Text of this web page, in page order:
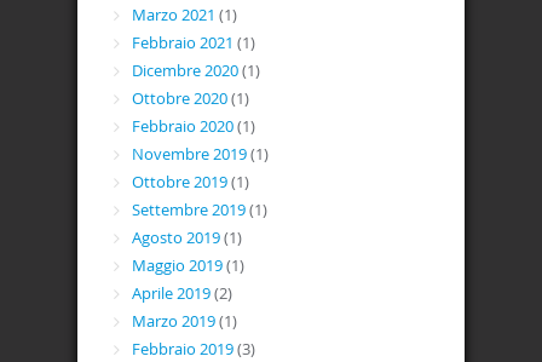
Marzo 2021 (1)
Febbraio 2021 (1)
Dicembre 2020(1)
Ottobre 2020(1)
Febbraio 2020(1)
Novembre 2019(1)
Ottobre 2019(1)
Settembre 2019(1)
Agosto 2019(1)
Maggio 2019(1)
Aprile 2019(2)
Marzo 2019(1)
Febbraio 2019(3)